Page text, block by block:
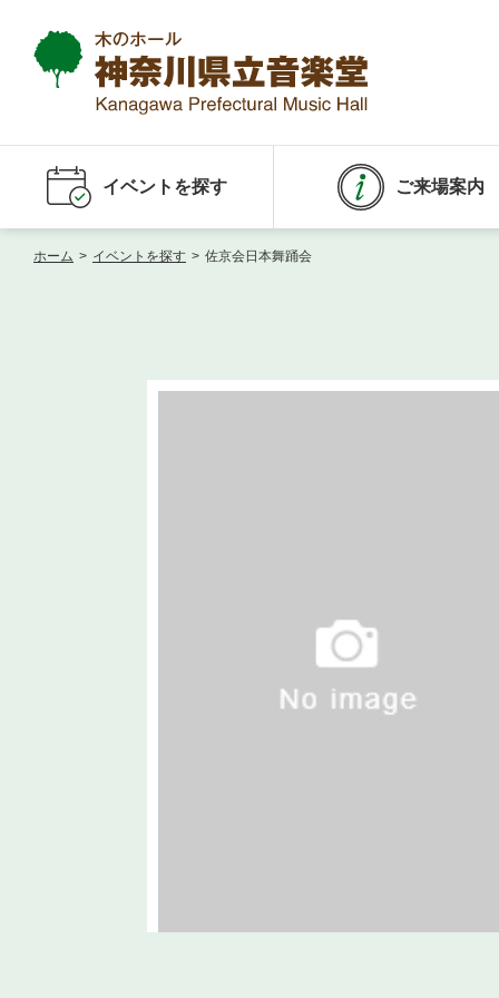
イベントを探す ご来場案内
ホーム > イベントを探す > 佐京会日本舞踊会